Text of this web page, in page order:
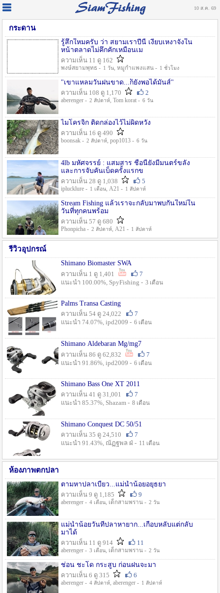
10 ส.ค. 69
กระดาน
รู้สึกใหมครับ ว่า สยามเราปีนี้ เงียบเหงาจังใน
หน้าตลาดไม่คึกคักเหมือนเม
ความเห็น 11 ดู 162
พงษ์สยามพุทธ - 1 วัน, หมูกำแพงแสน - 1 ชั่วโมง
"เขาแหลมวันฝนขาด...ก็ยังพอได้มันส์"
ความเห็น 108 ดู 1,170
2
aberenger - 2 สัปดาห์, Tom korat - 6 วัน
ไมโครจิ้ก ติดกล่องไว้ไม่ผิดหวัง
ความเห็น 16 ดู 490
boonsak - 2 สัปดาห์, pop1013 - 6 วัน
4lb มหัศจรรย์ : แสมสาร ชื่อนี้ยังมีมนตร์ขลัง
และการจับคันเบ็ดครั้งแรกข
ความเห็น 28 ดู 1,038
5
iplucklure - 1 เดือน, A21 - 1 สัปดาห์
Stream Fishing แล้วเราจะกลับมาพบกันใหม่ใน
วันที่ทุกคนพร้อม
ความเห็น 57 ดู 680
Phonpicha - 2 สัปดาห์, A21 - 1 สัปดาห์
รีวิวอุปกรณ์
Shimano Biomaster SWA
ความเห็น 1 ดู 1,401
7
แนะนำ 100.00%, SpyFishing - 3 เดือน
Palms Transa Casting
ความเห็น 54 ดู 24,022
7
แนะนำ 74.07%, ipd2009 - 6 เดือน
Shimano Aldebaran Mg/mg7
ความเห็น 86 ดู 62,832
7
แนะนำ 91.86%, ipd2009 - 6 เดือน
Shimano Bass One XT 2011
ความเห็น 41 ดู 31,001
7
แนะนำ 85.37%, Shazam - 8 เดือน
Shimano Conquest DC 50/51
ความเห็น 35 ดู 24,510
7
แนะนำ 91.43%, ณัฏฐพล ฝ่ - 11 เดือน
ห้องภาพตกปลา
ตามหาปลาเบี้ยว...แม่น้ำน้อยอยุธยา
ความเห็น 9 ดู 1,185
9
aberenger - 4 เดือน, เด็กสามพราน - 2 วัน
แม่น้ำน้อยวันที่ปลาหายาก...เกือบหลับแต่กลับ
มาได้
ความเห็น 11 ดู 914
11
aberenger - 3 เดือน, เด็กสามพราน - 2 วัน
ช่อน ชะโด กระสูบ ก่อนฝนจะมา
ความเห็น 6 ดู 315
6
aberenger - 4 สัปดาห์, aberenger - 1 สัปดาห์